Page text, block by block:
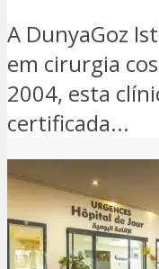
A DunyaGoz
em cirurgia
2004, esta
certificada...